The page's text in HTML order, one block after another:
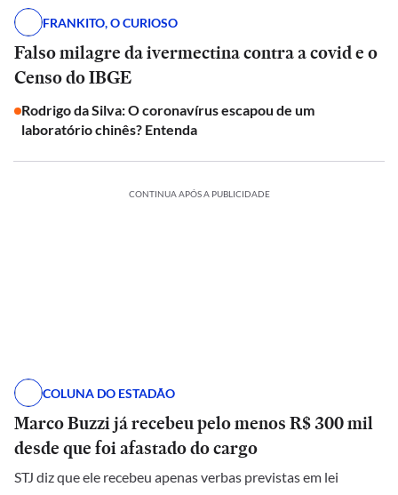
FRANKITO, O CURIOSO
Falso milagre da ivermectina contra a covid e o
Censo do IBGE
Rodrigo da Silva: O coronavírus escapou de um
laboratório chinês? Entenda
CONTINUA APÓS A PUBLICIDADE
COLUNA DO ESTADÃO
Marco Buzzi já recebeu pelo menos R$ 300 mil
desde que foi afastado do cargo
STJ diz que ele recebeu apenas verbas previstas em lei